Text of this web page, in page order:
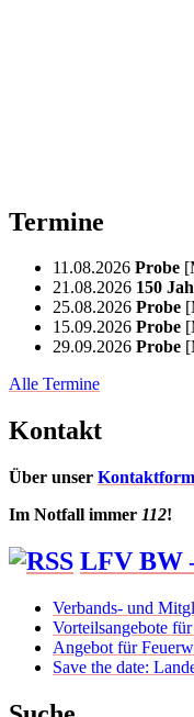
Termine
11.08.2026 Probe
21.08.2026 150
25.08.2026 Probe
15.09.2026 Probe
29.09.2026 Probe
Alle Termine
Kontakt
Über unser
Im Notfall immer 112!
LFV BW
Verbands- und
Vorteilsangebote
Angebot für
Save the date: